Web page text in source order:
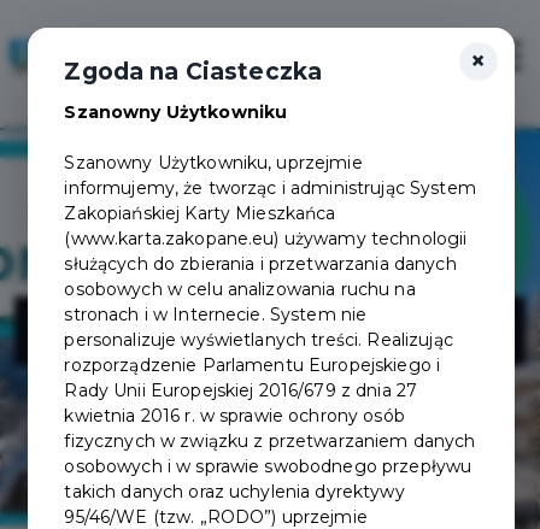
OtoNoclegi.pl
×
Zgoda na Ciasteczka
Szanowny Użytkowniku
Szanowny Użytkowniku, uprzejmie
informujemy, że tworząc i administrując System
Zakopiańskiej Karty Mieszkańca
(www.karta.zakopane.eu) używamy technologii
służących do zbierania i przetwarzania danych
osobowych w celu analizowania ruchu na
stronach i w Internecie. System nie
personalizuje wyświetlanych treści. Realizując
rozporządzenie Parlamentu Europejskiego i
Rady Unii Europejskiej 2016/679 z dnia 27
kwietnia 2016 r. w sprawie ochrony osób
fizycznych w związku z przetwarzaniem danych
osobowych i w sprawie swobodnego przepływu
takich danych oraz uchylenia dyrektywy
95/46/WE (tzw. „RODO”) uprzejmie